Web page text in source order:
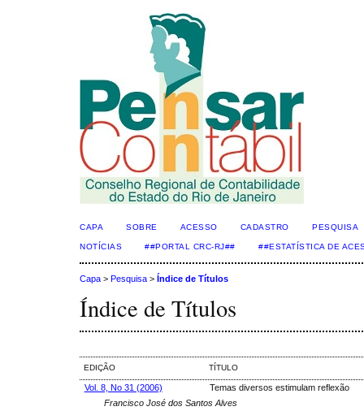
CAPA SOBRE ACESSO CADASTRO PESQUISA
NOTÍCIAS ##PORTAL CRC-RJ## ##ESTATÍSTICA DE
Capa > Pesquisa > Índice de Títulos
Índice de Títulos
EDIÇÃO TÍTULO
Vol. 8, No 31 (2006)
Temas diversos estimulam reflexão
Francisco José dos Santos Alves